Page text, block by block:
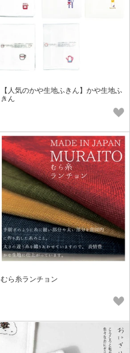
【人気のかや生地ふきん】かや生地ふ
きん
むら糸ランチョン